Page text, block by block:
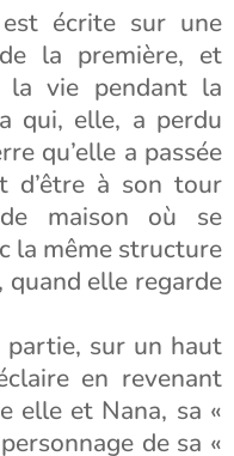
écrite sur une
la première, et
la vie pendant la
qui, elle, a perdu
qu’elle a passée
d’être à son tour
maison où se
la même structure
elle regarde
partie, sur un haut
en revenant
elle et Nana, sa «
de sa «